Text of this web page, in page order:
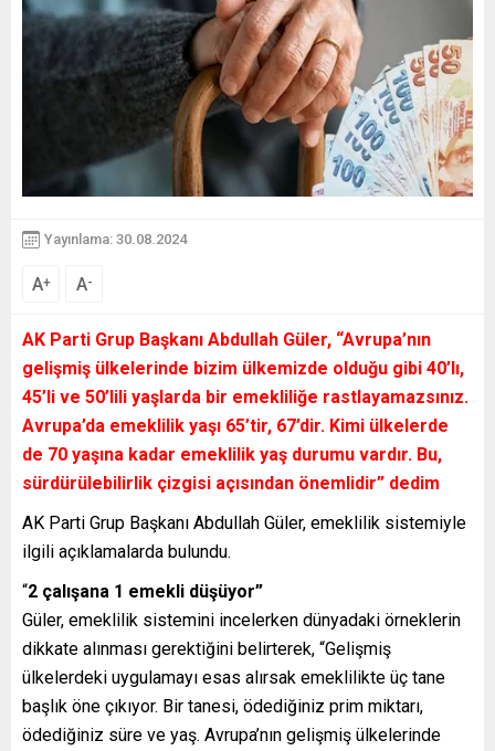
Yayınlama: 30.08.2024
A+ A-
AK Parti Grup Başkanı Abdullah Güler, “Avrupa’nın
gelişmiş ülkelerinde bizim ülkemizde olduğu gibi 40’lı,
45’li ve 50’lili yaşlarda bir emekliliğe rastlayamazsınız.
Avrupa’da emeklilik yaşı 65’tir, 67’dir. Kimi ülkelerde
de 70 yaşına kadar emeklilik yaş durumu vardır. Bu,
sürdürülebilirlik çizgisi açısından önemlidir” dedim
AK Parti Grup Başkanı Abdullah Güler, emeklilik sistemiyle
ilgili açıklamalarda bulundu.
“2 çalışana 1 emekli düşüyor”
Güler, emeklilik sistemini incelerken dünyadaki örneklerin
dikkate alınması gerektiğini belirterek, “Gelişmiş
ülkelerdeki uygulamayı esas alırsak emeklilikte üç tane
başlık öne çıkıyor. Bir tanesi, ödediğiniz prim miktarı,
ödediğiniz süre ve yaş. Avrupa’nın gelişmiş ülkelerinde